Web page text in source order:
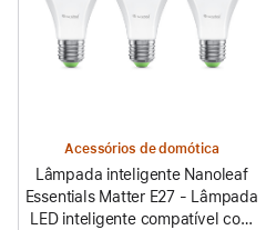
Acessórios de domótica
Lâmpada inteligente Nanoleaf
Essentials Matter E27 - Lâmpada
LED inteligente compatível com